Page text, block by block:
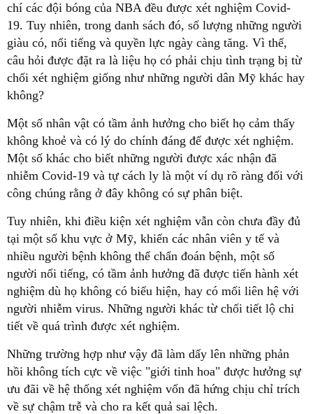
chí các đội bóng của NBA đều được xét nghiệm Covid-
19. Tuy nhiên, trong danh sách đó, số lượng những người
giàu có, nổi tiếng và quyền lực ngày càng tăng. Vì thế,
câu hỏi được đặt ra là liệu họ có phải chịu tình trạng bị từ
chối xét nghiệm giống như những người dân Mỹ khác hay
không?
Một số nhân vật có tầm ảnh hưởng cho biết họ cảm thấy
không khoẻ và có lý do chính đáng để được xét nghiệm.
Một số khác cho biết những người được xác nhận đã
nhiễm Covid-19 và tự cách ly là một ví dụ rõ ràng đối với
công chúng rằng ở đây không có sự phân biệt.
Tuy nhiên, khi điều kiện xét nghiệm vẫn còn chưa đầy đủ
tại một số khu vực ở Mỹ, khiến các nhân viên y tế và
nhiều người bệnh không thể chẩn đoán bệnh, một số
người nổi tiếng, có tầm ảnh hưởng đã được tiến hành xét
nghiệm dù họ không có biểu hiện, hay có mối liên hệ với
người nhiễm virus. Những người khác từ chối tiết lộ chi
tiết về quá trình được xét nghiệm.
Những trường hợp như vậy đã làm dấy lên những phản
hồi không tích cực về việc "giới tinh hoa" được hưởng sự
ưu đãi về hệ thống xét nghiệm vốn đã hứng chịu chỉ trích
về sự chậm trễ và cho ra kết quả sai lệch.